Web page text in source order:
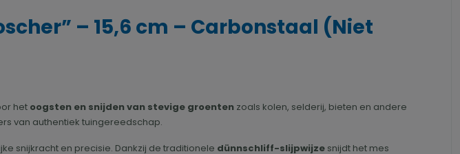
– 15,6 cm – Carbonstaal (Niet
het oogsten en snijden van stevige groenten zoals kolen, selderij, bieten en andere
van authentiek tuingereedschap.
snijkracht en precisie. Dankzij de traditionele dünnschliff-slijpwijze snijdt het mes